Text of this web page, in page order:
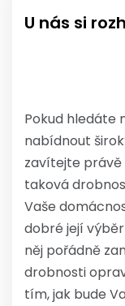
U nás si
Pokud hledáte
nabídnout
zavítejte právě
taková
Vaše
dobré její
něj pořádně
drobnosti
tím, jak bude